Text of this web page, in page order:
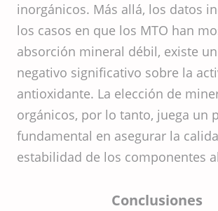
inorgánicos. Más allá, los datos
los casos en que los MTO han
absorción mineral débil, existe
negativo significativo sobre la
antioxidante. La elección de
orgánicos, por lo tanto, juega un
fundamental en asegurar la
estabilidad de los componentes
Conclusiones